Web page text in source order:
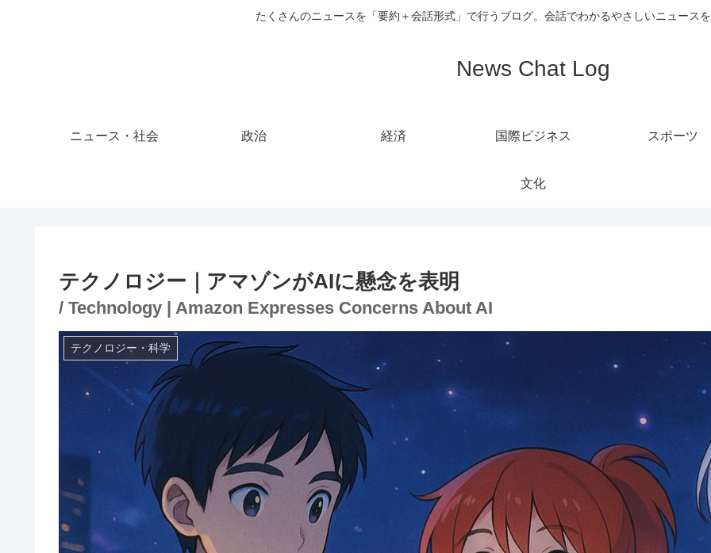
たくさんのニュースを「要約＋会話形式」で行うブログ。会話でわかるやさしいニュース
News Chat Log
ニュース・社会 政治 経済 国際ビジネス スポーツ
文化
テクノロジー｜アマゾンがAIに懸念を表明
/ Technology | Amazon Expresses Concerns About AI
テクノロジー・科学